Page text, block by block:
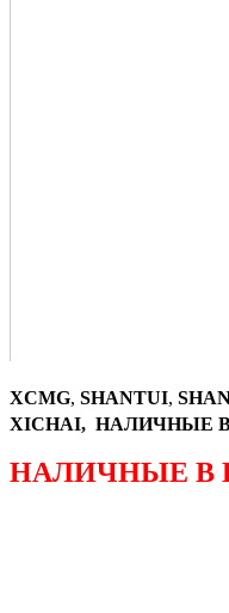
XCMG, SHANTUI,
XICHAI, НАЛИЧНЫЕ
НАЛИЧНЫЕ В